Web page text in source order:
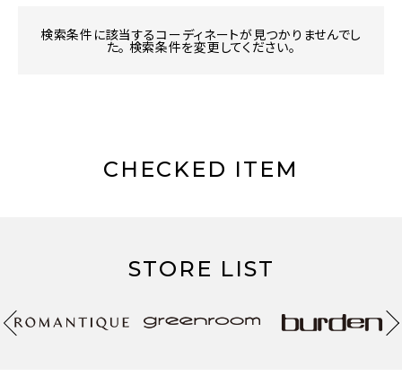
検索条件に該当するコーディネートが見つかりませんでし
た。 検索条件を変更してください。
CHECKED ITEM
STORE LIST